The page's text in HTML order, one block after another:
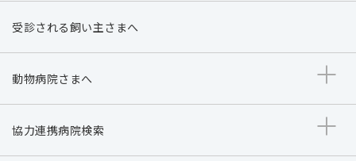
受診される飼い主さまへ
動物病院さまへ
協力連携病院検索